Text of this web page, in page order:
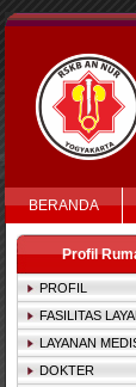
BERANDA
Profil
PROFIL
FASILITAS
LAYANAN
DOKTER